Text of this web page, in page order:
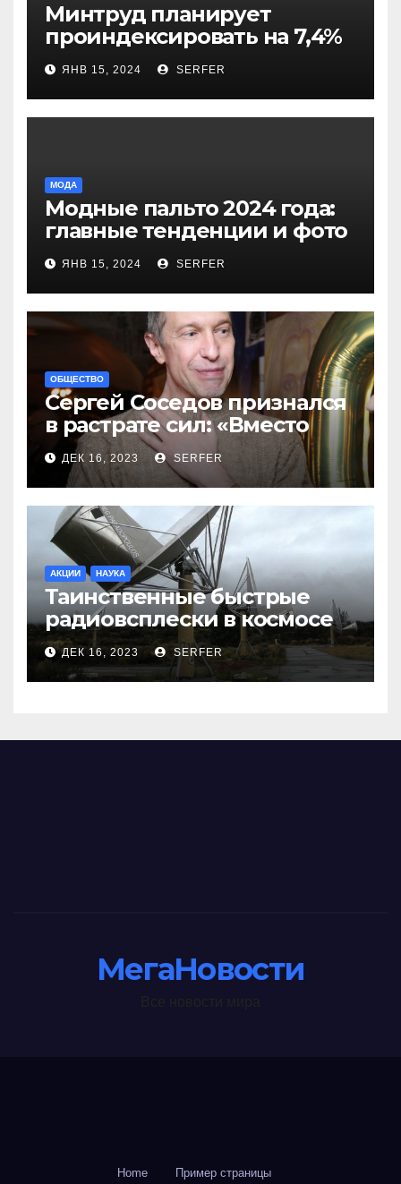
Минтруд планирует
проиндексировать на 7,4%
более 40 выплат и
компенсаций
ЯНВ 15, 2024 SERFER
МОДА
Модные пальто 2024 года:
главные тенденции и фото
новинок
ЯНВ 15, 2024 SERFER
ОБЩЕСТВО
Сергей Соседов признался
в растрате сил: «Вместо
меня взяли Пригожина»
ДЕК 16, 2023 SERFER
АКЦИИ НАУКА
Таинственные быстрые
радиовсплески в космосе
сделались все более
странными
ДЕК 16, 2023 SERFER
МегаНовости
Home Пример страницы